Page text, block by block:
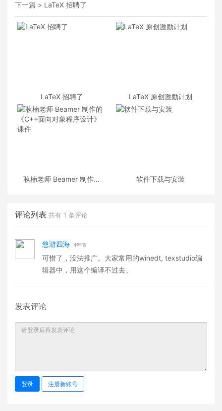
下一篇 > LaTeX 招聘了
LaTeX 招聘了 LaTeX 原创激励计划
耿楠老师 Beamer 制作的
软件下载与安装
评论列表 共有 1 条评论
悠游四海 4年前
可惜了，没法推广。大家常用的winedt, texstudio编
辑器中，用这个编译不过去。
发表评论
登录 注册新账号